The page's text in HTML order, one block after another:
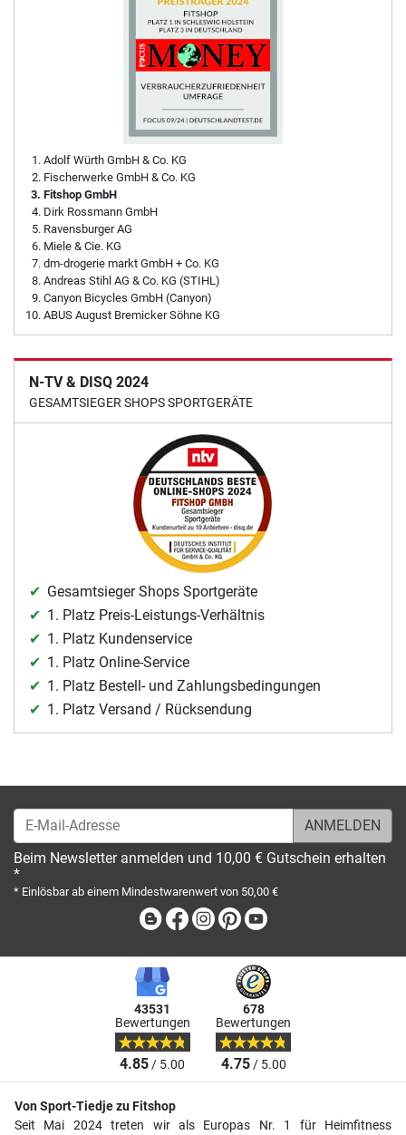
Adolf Würth GmbH & Co. KG
Fischerwerke GmbH & Co. KG
Fitshop GmbH
Dirk Rossmann GmbH
Ravensburger AG
Miele & Cie. KG
dm-drogerie markt GmbH + Co. KG
Andreas Stihl AG & Co. KG (STIHL)
Canyon Bicycles GmbH (Canyon)
ABUS August Bremicker Söhne KG
N-TV & DISQ 2024
GESAMTSIEGER SHOPS SPORTGERÄTE
Gesamtsieger Shops Sportgeräte
1. Platz Preis-Leistungs-Verhältnis
1. Platz Kundenservice
1. Platz Online-Service
1. Platz Bestell- und Zahlungsbedingungen
1. Platz Versand / Rücksendung
E-Mail-Adresse
Beim Newsletter anmelden und 10,00 € Gutschein erhalten
*
* Einlösbar ab einem Mindestwarenwert von 50,00 €
BlogFacebook
Instagram
Pinterest
43531
Bewertungen
4.85/ 5.00
678
Bewertungen
4.75/ 5.00
Von Sport-Tiedje zu Fitshop
Seit Mai 2024 treten wir als Europas Nr. 1 für Heimfitness